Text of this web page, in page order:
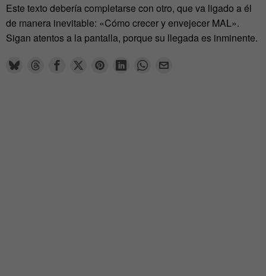
Este texto debería completarse con otro, que va ligado a él
de manera inevitable: «Cómo crecer y envejecer MAL».
Sigan atentos a la pantalla, porque su llegada es inminente.